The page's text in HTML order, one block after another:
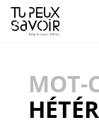
Aller
au
MOT-